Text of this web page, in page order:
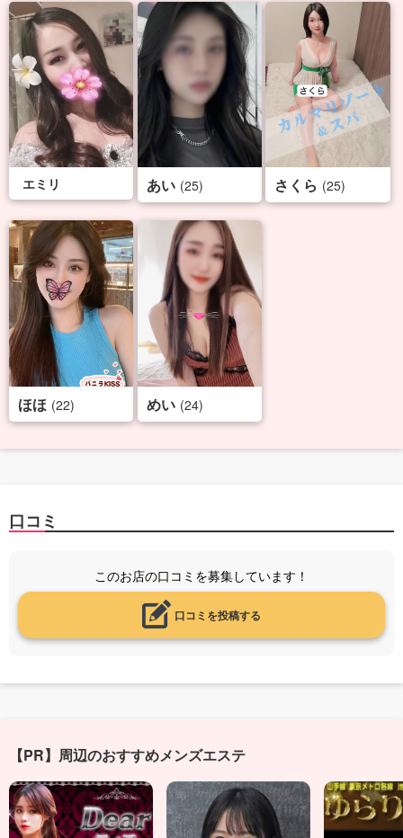
エミリ あい (25) さくら (25)
ほほ (22) めい (24)
口コミ
このお店の口コミを募集しています！
口コミを投稿する
【PR】周辺のおすすめメンズエステ